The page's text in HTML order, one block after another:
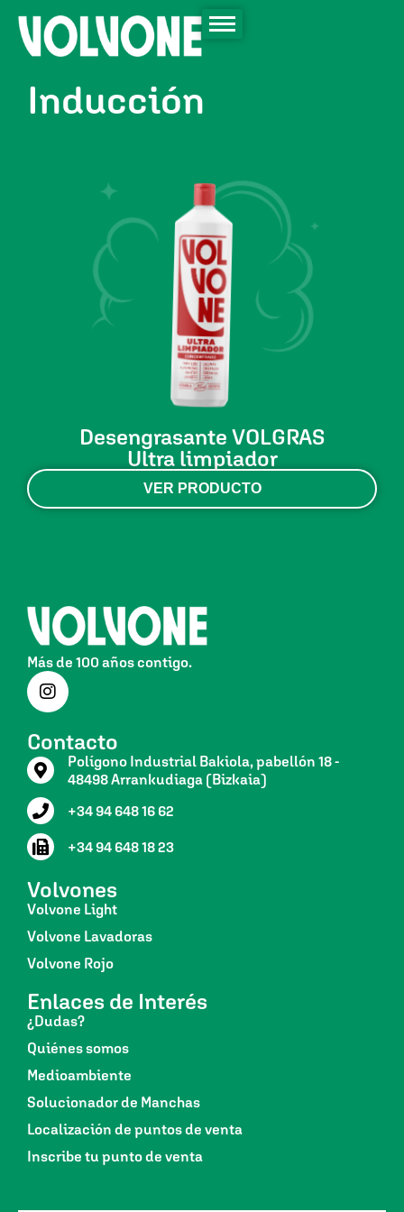
Inducción
Desengrasante VOLGRAS
Ultra limpiador
VER PRODUCTO
Más de 100 años contigo.
Contacto
Polígono Industrial Bakiola, pabellón 18 -
48498 Arrankudiaga (Bizkaia)
+34 94 648 16 62
+34 94 648 18 23
Volvones
Volvone Light
Volvone Lavadoras
Volvone Rojo
Enlaces de Interés
¿Dudas?
Quiénes somos
Medioambiente
Solucionador de Manchas
Localización de puntos de venta
Inscribe tu punto de venta